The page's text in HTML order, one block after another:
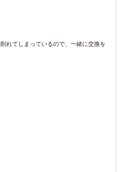
れてしまっているので、一緒に交換を